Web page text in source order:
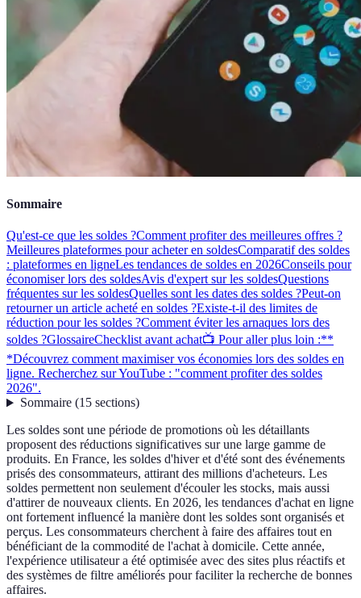
Sommaire
Qu'est-ce que les soldes ?Comment profiter des meilleures offres ?
Meilleures plateformes pour acheter en soldesComparatif des soldes
: plateformes en ligneLes tendances de soldes en 2026Conseils pour
économiser lors des soldesAvis d'expert sur les soldesQuestions
fréquentes sur les soldesQuelles sont les dates des soldes ?Peut-on
retourner un article acheté en soldes ?Existe-t-il des limites de
réduction pour les soldes ?Comment éviter les arnaques lors des
soldes ?GlossaireChecklist avant achat📺 Pour aller plus loin :**
*Découvrez comment maximiser vos économies lors des soldes en
ligne. Recherchez sur YouTube : "comment profiter des soldes
2026".
Sommaire(15 sections)
Les soldes sont une période de promotions où les détaillants
proposent des réductions significatives sur une large gamme de
produits. En France, les soldes d'hiver et d'été sont des événements
prisés des consommateurs, attirant des millions d'acheteurs. Les
soldes permettent non seulement d'écouler les stocks, mais aussi
d'attirer de nouveaux clients. En 2026, les tendances d'achat en ligne
ont fortement influencé la manière dont les soldes sont organisés et
perçus. Les consommateurs cherchent à faire des affaires tout en
bénéficiant de la commodité de l'achat à domicile. Cette année,
l'expérience utilisateur a été optimisée avec des sites plus réactifs et
des systèmes de filtre améliorés pour faciliter la recherche de bonnes
affaires.